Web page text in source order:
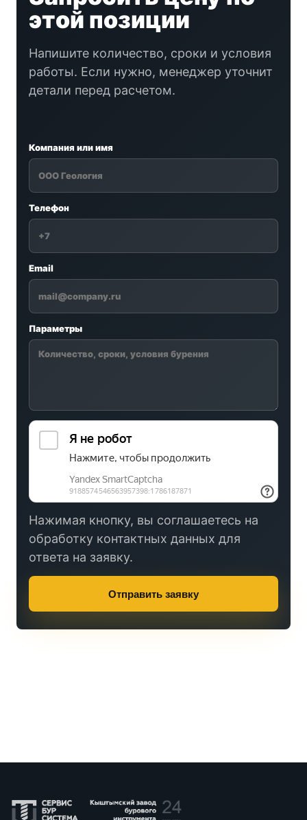
этой позиции
Напишите количество, сроки и условия
работы. Если нужно, менеджер уточнит
детали перед расчетом.
Компания или имя
Телефон
Email
Параметры
Нажимая кнопку, вы соглашаетесь на
обработку контактных данных для
ответа на заявку.
Отправить заявку